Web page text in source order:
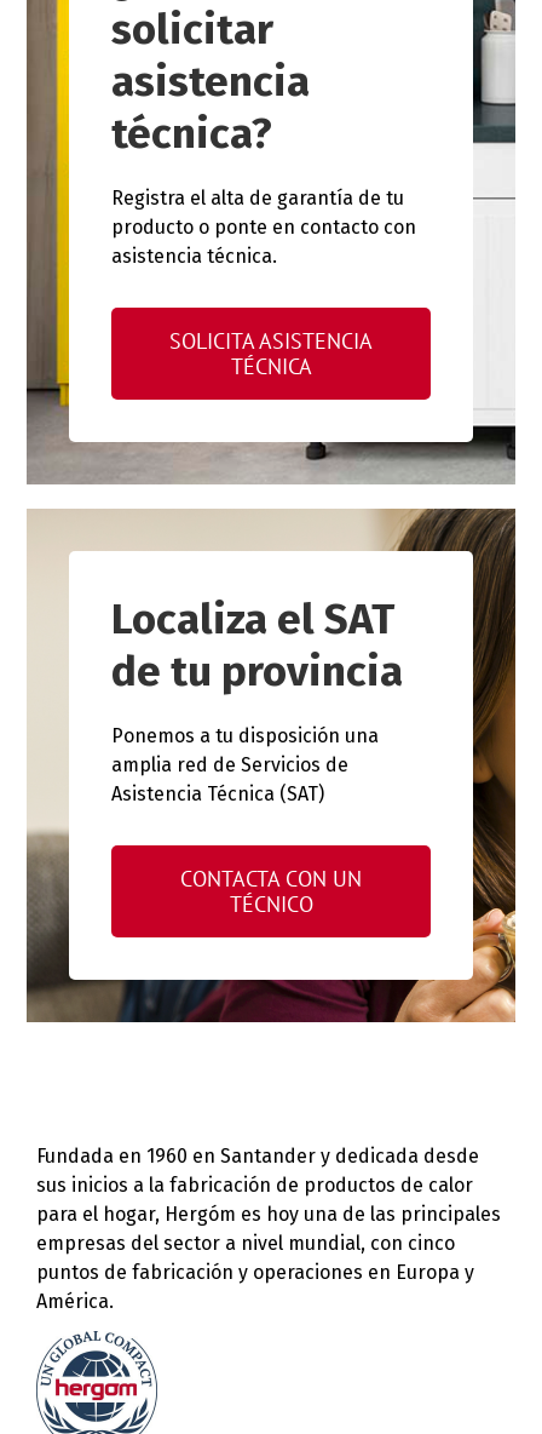
solicitar
asistencia
técnica?
Registra el alta de garantía de tu
producto o ponte en contacto con
asistencia técnica.
SOLICITA ASISTENCIA
TÉCNICA
Localiza el SAT
de tu provincia
Ponemos a tu disposición una
amplia red de Servicios de
Asistencia Técnica (SAT)
CONTACTA CON UN
TÉCNICO
Fundada en 1960 en Santander y dedicada desde
sus inicios a la fabricación de productos de calor
para el hogar, Hergóm es hoy una de las principales
empresas del sector a nivel mundial, con cinco
puntos de fabricación y operaciones en Europa y
América.